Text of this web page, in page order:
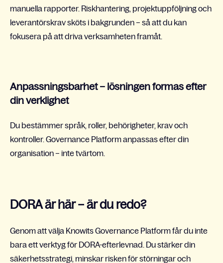
manuella rapporter. Riskhantering, projektuppföljning och
leverantörskrav sköts i bakgrunden – så att du kan
fokusera på att driva verksamheten framåt.
Anpassningsbarhet – lösningen formas efter
din verklighet
Du bestämmer språk, roller, behörigheter, krav och
kontroller. Governance Platform anpassas efter din
organisation – inte tvärtom.
DORA är här – är du redo?
Genom att välja Knowits Governance Platform får du inte
bara ett verktyg för DORA-efterlevnad. Du stärker din
säkerhetsstrategi, minskar risken för störningar och